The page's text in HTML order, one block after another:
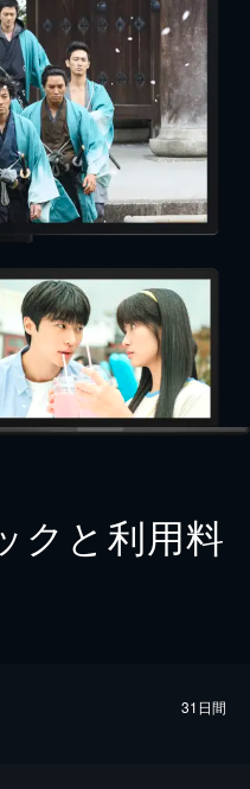
クと利用料
31日間